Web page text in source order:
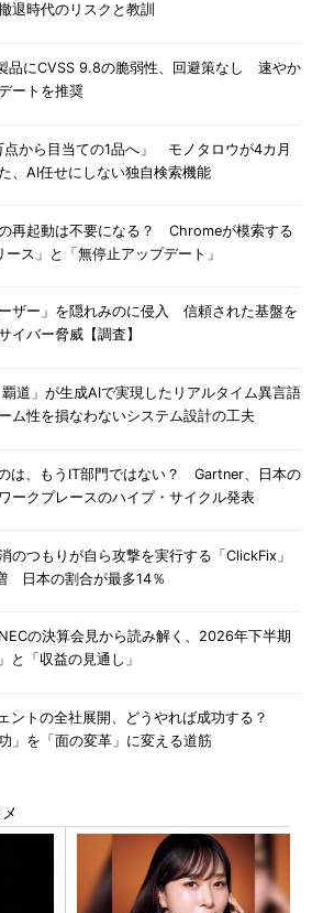
退時代のリスクと教訓
品にCVSS 9.8の脆弱性、回避策なし 速やか
ートを推奨
点から目当ての1品へ」 モノタロウが4カ月
、AI任せにしない独自検索機能
再起動は不要になる？ Chromeが模索する
ース」と「無停止アップデート」
ーザー」を隠れみのに侵入 信頼された基盤を
イバー脅威【調査】
覇道」が生成AIで実現したリアルタイム異言語
性を損なわないシステム設計の工夫
は、もうIT部門ではない？ Gartner、日本の
ークプレースのハイプ・サイクル発表
のつもりが自ら攻撃を実行する「ClickFix」
日本の割合が最多14％
の決算会見から読み解く、2026年下半期
と「収益の見通し」
ントの全社展開、どうやれば成功する？
功」を「面の変革」に変える道筋